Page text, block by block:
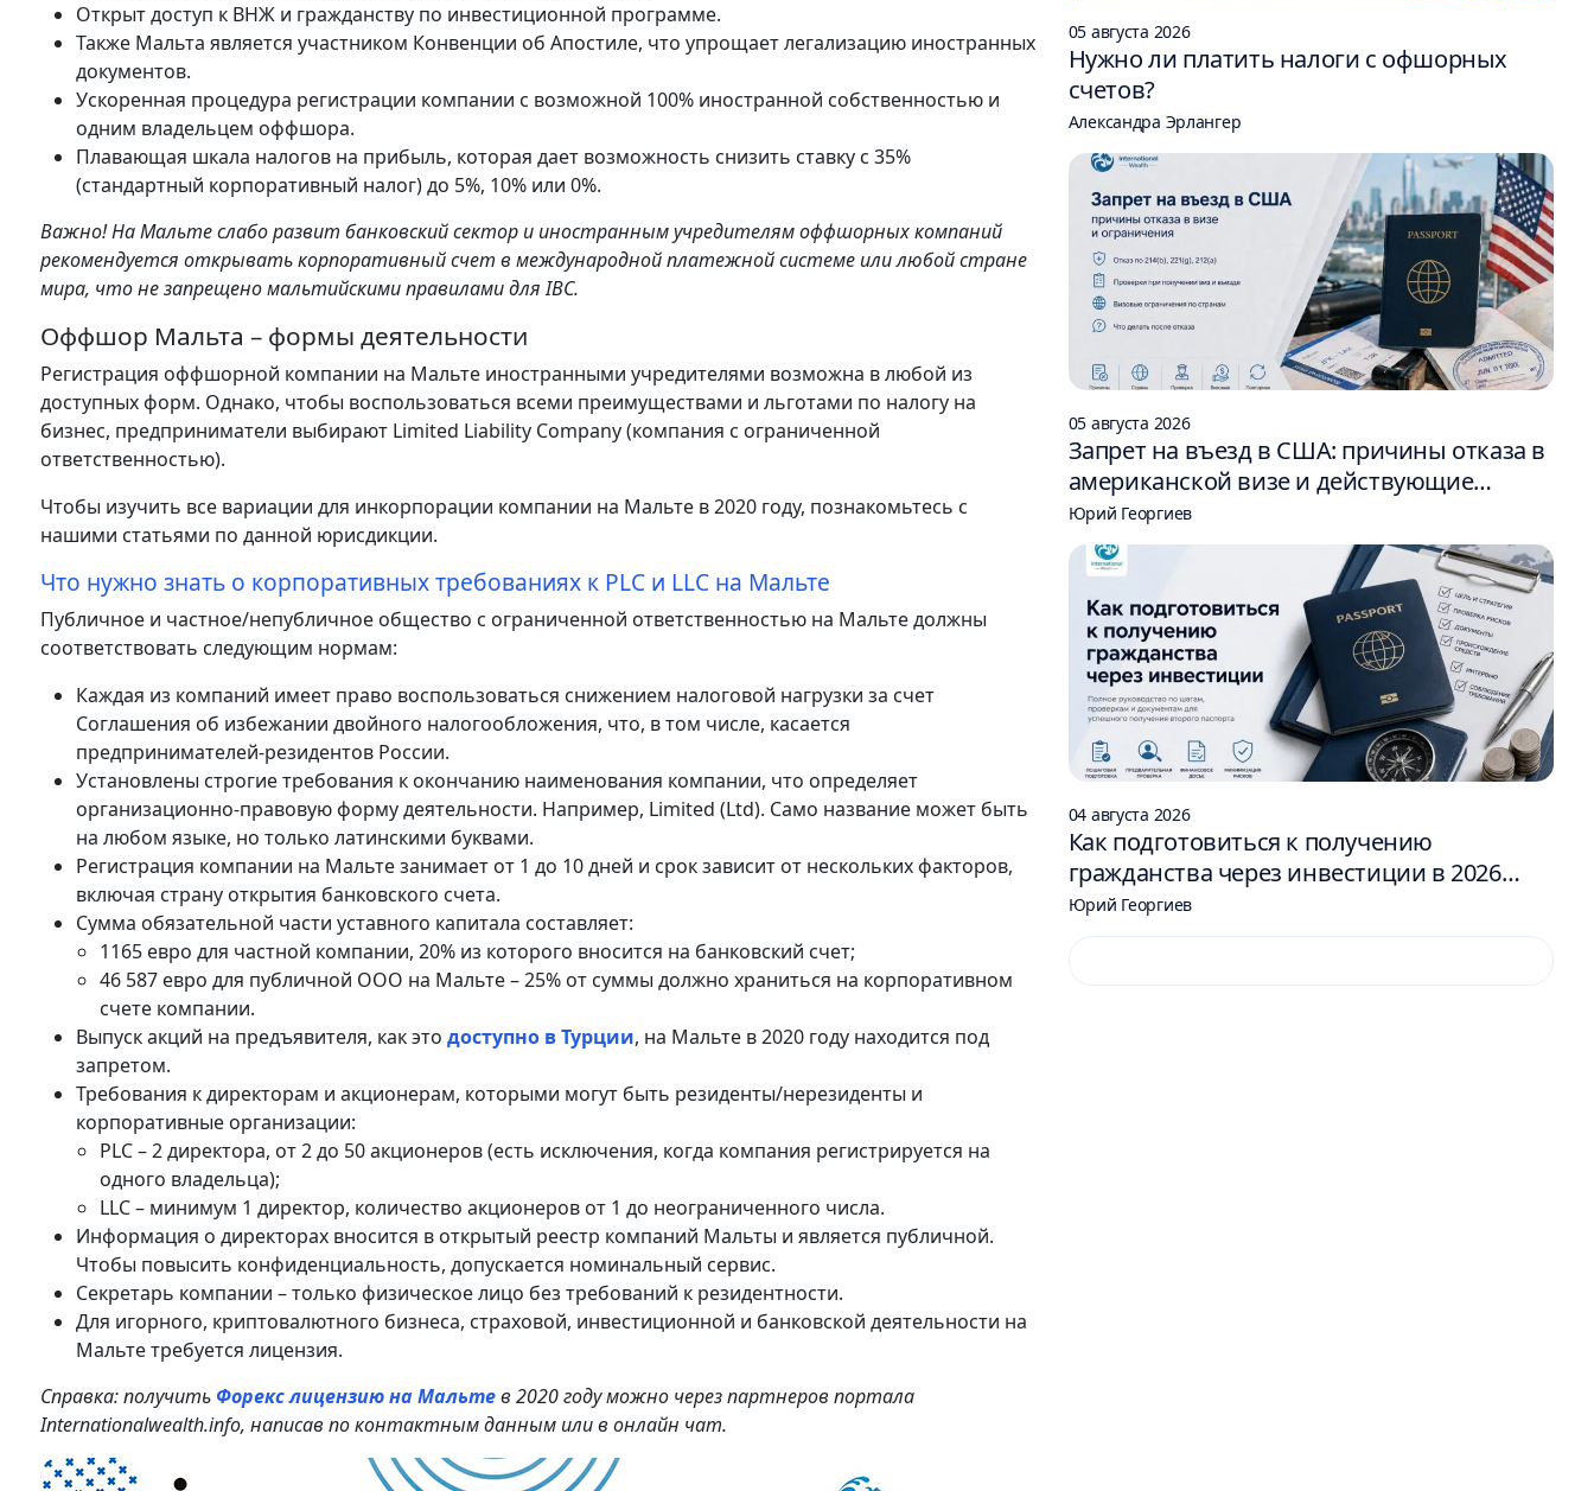
Открыт доступ к ВНЖ и гражданству по инвестиционной программе.
Также Мальта является участником Конвенции об Апостиле, что упрощает легализацию иностранных
документов.
Ускоренная процедура регистрации компании с возможной 100% иностранной собственностью и
одним владельцем оффшора.
Плавающая шкала налогов на прибыль, которая дает возможность снизить ставку с 35%
(стандартный корпоративный налог) до 5%, 10% или 0%.
Важно! На Мальте слабо развит банковский сектор и иностранным учредителям оффшорных компаний
рекомендуется открывать корпоративный счет в международной платежной системе или любой стране
мира, что не запрещено мальтийскими правилами для IBC.
Оффшор Мальта – формы деятельности
Регистрация оффшорной компании на Мальте иностранными учредителями возможна в любой из
доступных форм. Однако, чтобы воспользоваться всеми преимуществами и льготами по налогу на
бизнес, предприниматели выбирают Limited Liability Company (компания с ограниченной
ответственностью).
Чтобы изучить все вариации для инкорпорации компании на Мальте в 2020 году, познакомьтесь с
нашими статьями по данной юрисдикции.
Что нужно знать о корпоративных требованиях к PLC и LLC на Мальте
Публичное и частное/непубличное общество с ограниченной ответственностью на Мальте должны
соответствовать следующим нормам:
Каждая из компаний имеет право воспользоваться снижением налоговой нагрузки за счет
Соглашения об избежании двойного налогообложения, что, в том числе, касается
предпринимателей-резидентов России.
Установлены строгие требования к окончанию наименования компании, что определяет
организационно-правовую форму деятельности. Например, Limited (Ltd). Само название может быть
на любом языке, но только латинскими буквами.
Регистрация компании на Мальте занимает от 1 до 10 дней и срок зависит от нескольких факторов,
включая страну открытия банковского счета.
Сумма обязательной части уставного капитала составляет:
1165 евро для частной компании, 20% из которого вносится на банковский счет;
46 587 евро для публичной ООО на Мальте – 25% от суммы должно храниться на корпоративном
счете компании.
Выпуск акций на предъявителя, как это доступно в Турции, на Мальте в 2020 году находится под
запретом.
Требования к директорам и акционерам, которыми могут быть резиденты/нерезиденты и
корпоративные организации:
PLC – 2 директора, от 2 до 50 акционеров (есть исключения, когда компания регистрируется на
одного владельца);
LLC – минимум 1 директор, количество акционеров от 1 до неограниченного числа.
Информация о директорах вносится в открытый реестр компаний Мальты и является публичной.
Чтобы повысить конфиденциальность, допускается номинальный сервис.
Секретарь компании – только физическое лицо без требований к резидентности.
Для игорного, криптовалютного бизнеса, страховой, инвестиционной и банковской деятельности на
Мальте требуется лицензия.
Справка: получить Форекс лицензию на Мальтев 2020 году можно через партнеров портала
Internationalwealth.info, написав по контактным данным или в онлайн чат.
05 августа 2026
Нужно ли платить налоги с офшорных
счетов?
Александра Эрлангер
05 августа 2026
Запрет на въезд в США: причины отказа в
американской визе и действующие
ограничения
Юрий Георгиев
04 августа 2026
Как подготовиться к получению
гражданства через инвестиции в 2026
году: 6 шагов
Юрий Георгиев